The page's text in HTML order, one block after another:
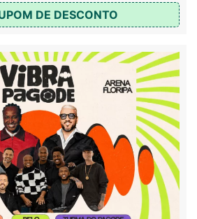
DE DESCONTO